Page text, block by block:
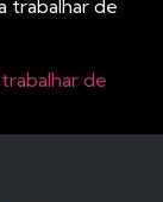
trabalhar de
de